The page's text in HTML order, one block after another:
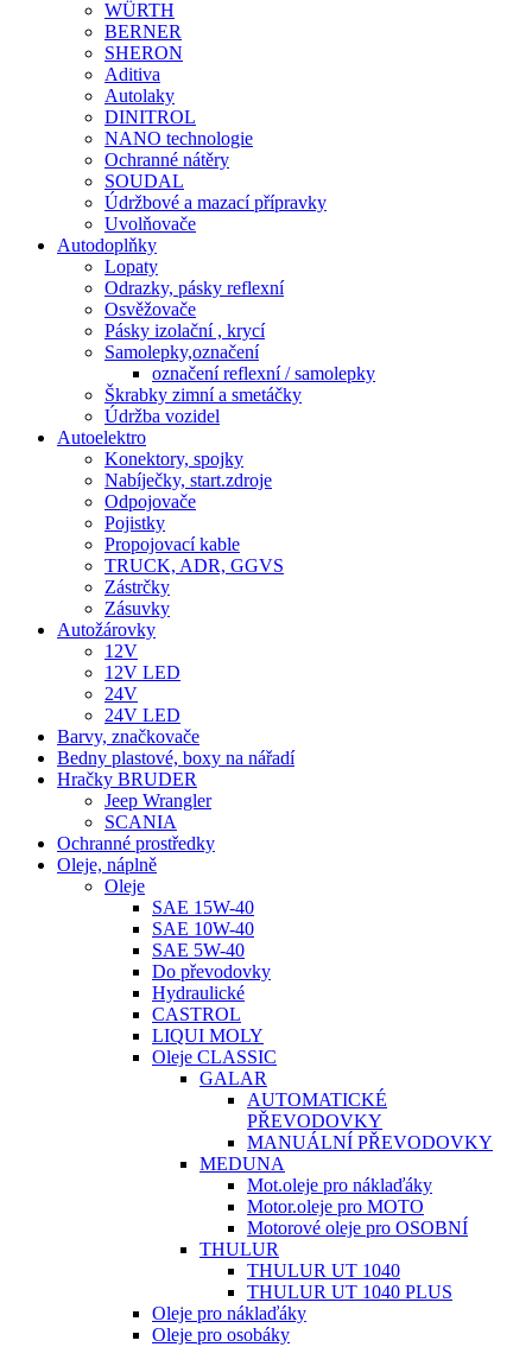
WÜRTH
BERNER
SHERON
Aditiva
Autolaky
DINITROL
NANO technologie
Ochranné nátěry
SOUDAL
Údržbové a mazací přípravky
Uvolňovače
Autodoplňky
Lopaty
Odrazky, pásky reflexní
Osvěžovače
Pásky izolační , krycí
Samolepky,označení
označení reflexní / samolepky
Škrabky zimní a smetáčky
Údržba vozidel
Autoelektro
Konektory, spojky
Nabíječky, start.zdroje
Odpojovače
Pojistky
Propojovací kable
TRUCK, ADR, GGVS
Zástrčky
Zásuvky
Autožárovky
12V
12V LED
24V
24V LED
Barvy, značkovače
Bedny plastové, boxy na nářadí
Hračky BRUDER
Jeep Wrangler
SCANIA
Ochranné prostředky
Oleje, náplně
Oleje
SAE 15W-40
SAE 10W-40
SAE 5W-40
Do převodovky
Hydraulické
CASTROL
LIQUI MOLY
Oleje CLASSIC
GALAR
AUTOMATICKÉ
PŘEVODOVKY
MANUÁLNÍ PŘEVODOVKY
MEDUNA
Mot.oleje pro náklaďáky
Motor.oleje pro MOTO
Motorové oleje pro OSOBNÍ
THULUR
THULUR UT 1040
THULUR UT 1040 PLUS
Oleje pro náklaďáky
Oleje pro osobáky